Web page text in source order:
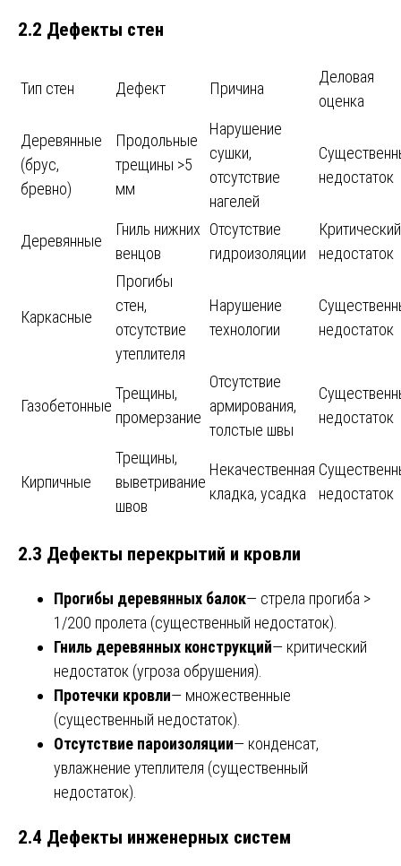
2.2 Дефекты стен
Тип стен Дефект Причина
Деловая
оценка
Деревянные
(брус,
бревно)
Продольные
трещины >5
мм
Нарушение
сушки,
отсутствие
нагелей
недостаток
Деревянные
Гниль нижних
венцов
Отсутствие
гидроизоляции
Критический
недостаток
Каркасные
Прогибы
стен,
отсутствие
утеплителя
Нарушение
технологии
недостаток
Газобетонные
Трещины,
промерзание
Отсутствие
армирования,
толстые швы
недостаток
Кирпичные
Трещины,
выветривание
швов
Некачественная
кладка, усадка
недостаток
2.3 Дефекты перекрытий и кровли
Прогибы деревянных балок— стрела прогиба >
1/200 пролета (существенный недостаток).
Гниль деревянных конструкций— критический
недостаток (угроза обрушения).
Протечки кровли— множественные
(существенный недостаток).
Отсутствие пароизоляции— конденсат,
увлажнение утеплителя (существенный
недостаток).
2.4 Дефекты инженерных систем